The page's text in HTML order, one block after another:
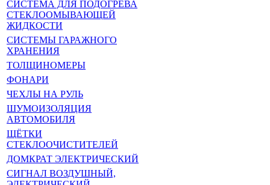
СИСТЕМА ДЛЯ ПОДОГРЕВА
СТЕКЛООМЫВАЮЩЕЙ
ЖИДКОСТИ
СИСТЕМЫ ГАРАЖНОГО
ХРАНЕНИЯ
ТОЛЩИНОМЕРЫ
ФОНАРИ
ЧЕХЛЫ НА РУЛЬ
ШУМОИЗОЛЯЦИЯ
АВТОМОБИЛЯ
ЩЁТКИ
СТЕКЛООЧИСТИТЕЛЕЙ
ДОМКРАТ ЭЛЕКТРИЧЕСКИЙ
СИГНАЛ ВОЗДУШНЫЙ,